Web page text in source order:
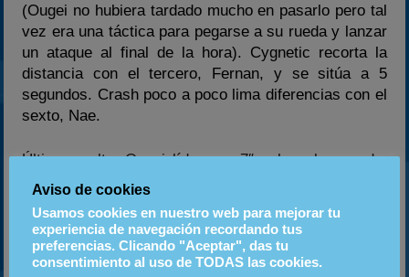
(Ougei no hubiera tardado mucho en pasarlo pero tal
vez era una táctica para pegarse a su rueda y lanzar
un ataque al final de la hora). Cygnetic recorta la
distancia con el tercero, Fernan, y se sitúa a 5
segundos. Crash poco a poco lima diferencias con el
sexto, Nae.
Última vuelta, Ougei líder con 7″ sobre el segundo,
Cygnétic 4º a 3″ de Fernan y Crash adelanta y
Fin de carrera y euforia en los componentes del
Craks.
Aviso de cookies
Usamos cookies en nuestro web para mejorar tu
experiencia de navegación recordando tus
preferencias. Clicando "Aceptar", das tu
consentimiento al uso de TODAS las cookies.